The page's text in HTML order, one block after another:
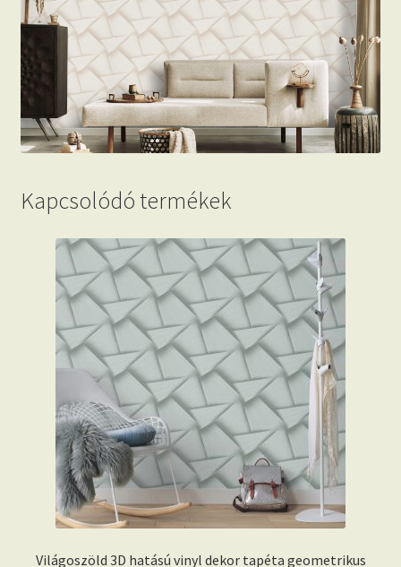
Kapcsolódó termékek
Világoszöld 3D hatású vinyl dekor tapéta geometrikus